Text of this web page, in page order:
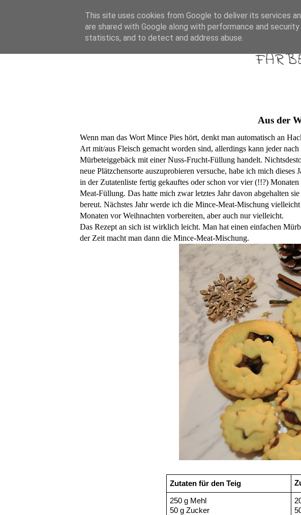
HOME ABOUT
Aus der
Wenn man das Wort Mince Pies hört, denkt man automatisch an
Art mit/aus Fleisch gemacht worden sind, allerdings kann jeder
Mürbeteiggebäck mit einer Nuss-Frucht-Füllung handelt.
neue Plätzchensorte auszuprobieren versuche, habe ich mich
in der Zutatenliste fertig gekauftes oder schon vor vier (!!?)
Meat-Füllung. Das hatte mich zwar letztes Jahr davon abgehalten
bereut. Nächstes Jahr werde ich die Mince-Meat-Mischung
Monaten vor Weihnachten vorbereiten, aber auch nur vielleicht.
Das Rezept an sich ist wirklich leicht. Man hat einen einfachen
der Zeit macht man dann die Mince-Meat-Mischung.
Zutaten für den Teig
250 g Mehl
50 g Zucker
This site uses cookies from Google to deliver its services
are shared with Google along with performance and
statistics, and to detect and address abuse.